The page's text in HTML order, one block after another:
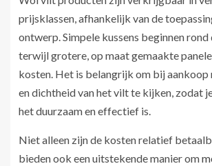
prijsklassen, afhankelijk van de
ontwerp. Simpele kussens beginnen rond
terwijl grotere, op maat gemaakte
kosten. Het is belangrijk om bij
en dichtheid van het vilt te kijken, zodat
het duurzaam en effectief is.
Niet alleen zijn de kosten relatief
bieden ook een uitstekende manier om